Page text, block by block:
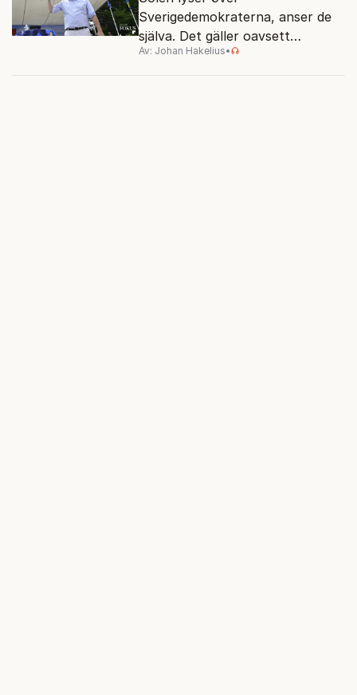
Sverigedemokraterna, anser de
själva. Det gäller oavsett
valutgången i höst.
Av: Johan Hakelius•